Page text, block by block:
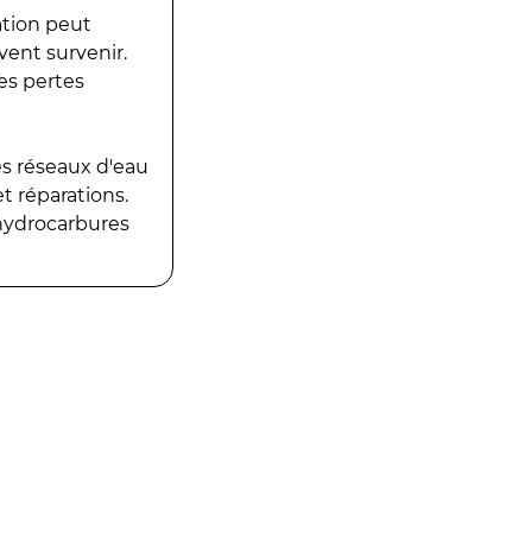
peut
survenir.
pertes
réseaux d'eau
réparations.